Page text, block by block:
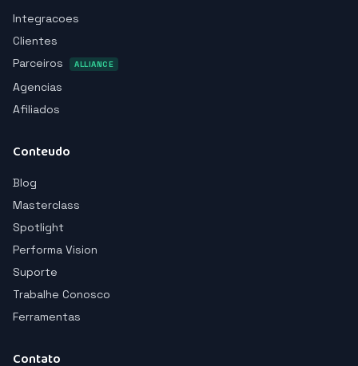
Integracoes
Clientes
Parceiros
ALLIANCE
Agencias
Afiliados
Conteudo
Blog
Masterclass
Spotlight
Performa Vision
Suporte
Trabalhe Conosco
Ferramentas
Contato